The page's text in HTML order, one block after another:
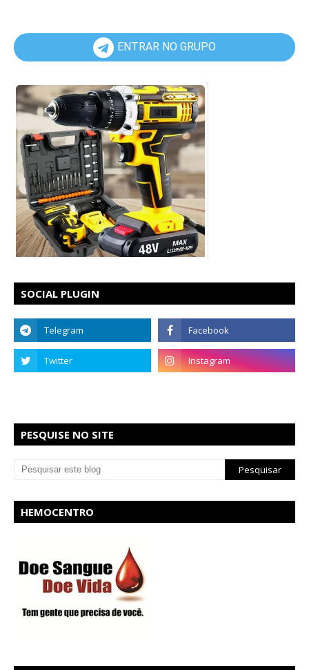
ENTRAR NO GRUPO
SOCIAL PLUGIN
PESQUISE NO SITE
HEMOCENTRO